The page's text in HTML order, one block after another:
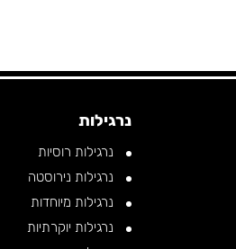
KAPARA •RELAX, KAPARA •
נרגילות רוסיות
נרגילות נירוסטה
נרגילות מיוחדות
נרגילות יוקרתיות